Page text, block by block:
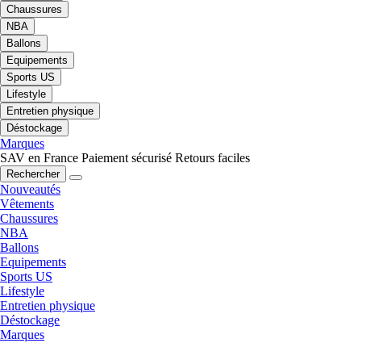
Chaussures
NBA
Ballons
Equipements
Sports US
Lifestyle
Entretien physique
Déstockage
Marques
SAV en France Paiement sécurisé Retours faciles
Rechercher
Nouveautés
Vêtements
Chaussures
NBA
Ballons
Equipements
Sports US
Lifestyle
Entretien physique
Déstockage
Marques